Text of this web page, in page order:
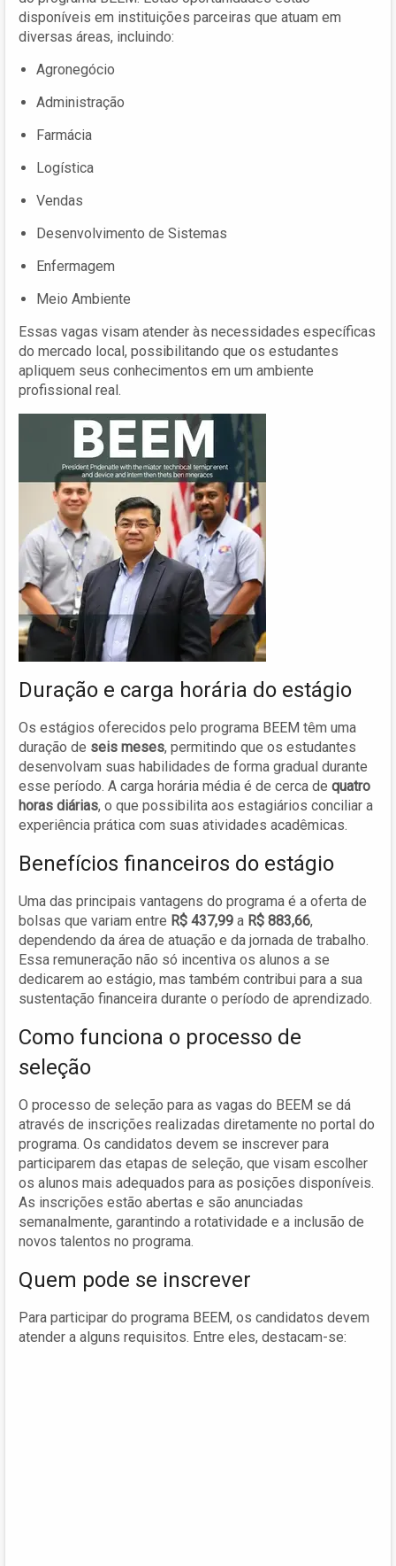
disponíveis em instituições parceiras que atuam em
diversas áreas, incluindo:
Agronegócio
Administração
Farmácia
Logística
Vendas
Desenvolvimento de Sistemas
Enfermagem
Meio Ambiente
Essas vagas visam atender às necessidades específicas
do mercado local, possibilitando que os estudantes
apliquem seus conhecimentos em um ambiente
profissional real.
Duração e carga horária do estágio
Os estágios oferecidos pelo programa BEEM têm uma
duração de seis meses, permitindo que os estudantes
desenvolvam suas habilidades de forma gradual durante
esse período. A carga horária média é de cerca de quatro
horas diárias, o que possibilita aos estagiários conciliar a
experiência prática com suas atividades acadêmicas.
Benefícios financeiros do estágio
Uma das principais vantagens do programa é a oferta de
bolsas que variam entre R$ 437,99 a R$ 883,66,
dependendo da área de atuação e da jornada de trabalho.
Essa remuneração não só incentiva os alunos a se
dedicarem ao estágio, mas também contribui para a sua
sustentação financeira durante o período de aprendizado.
Como funciona o processo de
seleção
O processo de seleção para as vagas do BEEM se dá
através de inscrições realizadas diretamente no portal do
programa. Os candidatos devem se inscrever para
participarem das etapas de seleção, que visam escolher
os alunos mais adequados para as posições disponíveis.
As inscrições estão abertas e são anunciadas
semanalmente, garantindo a rotatividade e a inclusão de
novos talentos no programa.
Quem pode se inscrever
Para participar do programa BEEM, os candidatos devem
atender a alguns requisitos. Entre eles, destacam-se: